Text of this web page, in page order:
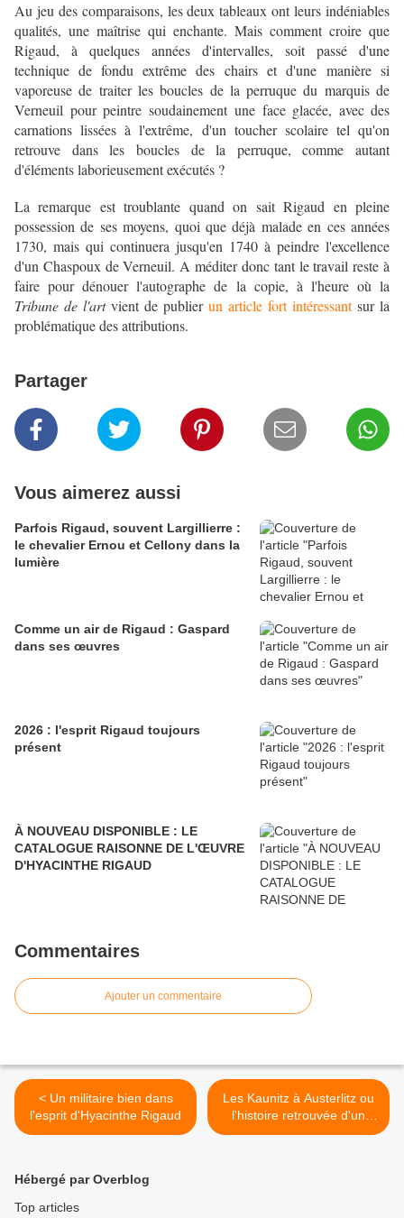
Au jeu des comparaisons, les deux tableaux ont leurs indéniables
qualités, une maîtrise qui enchante. Mais comment croire que
Rigaud, à quelques années d'intervalles, soit passé d'une
technique de fondu extrême des chairs et d'une manière si
vaporeuse de traiter les boucles de la perruque du marquis de
Verneuil pour peintre soudainement une face glacée, avec des
carnations lissées à l'extrême, d'un toucher scolaire tel qu'on
retrouve dans les boucles de la perruque, comme autant
d'éléments laborieusement exécutés ?
La remarque est troublante quand on sait Rigaud en pleine
possession de ses moyens, quoi que déjà malade en ces années
1730, mais qui continuera jusqu'en 1740 à peindre l'excellence
d'un Chaspoux de Verneuil. A méditer donc tant le travail reste à
faire pour dénouer l'autographe de la copie, à l'heure où la
Tribune de l'artvient de publier un article fort intéressantsur la
problématique des attributions.
Partager
Vous aimerez aussi
Parfois Rigaud, souvent Largillierre :
le chevalier Ernou et Cellony dans la
lumière
Comme un air de Rigaud : Gaspard
dans ses œuvres
2026 : l'esprit Rigaud toujours
présent
À NOUVEAU DISPONIBLE : LE
CATALOGUE RAISONNE DE L'ŒUVRE
D'HYACINTHE RIGAUD
Commentaires
Ajouter un commentaire
< Un militaire bien dans
l'esprit d'Hyacinthe Rigaud
Les Kaunitz à Austerlitz ou
l'histoire retrouvée d'un
Rigaud >
Hébergé par Overblog
Top articles